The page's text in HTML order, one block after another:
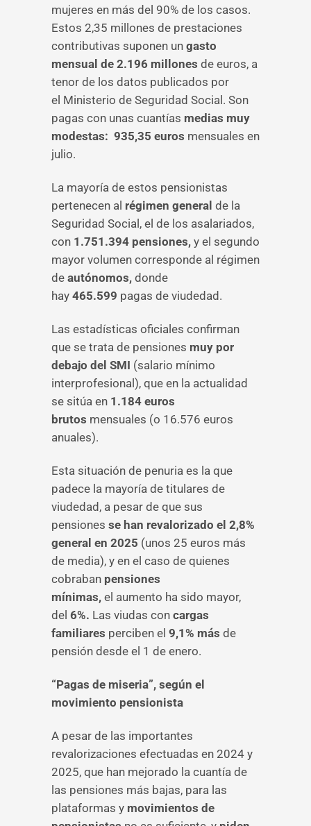
mujeres en más del 90% de los casos.
Estos 2,35 millones de prestaciones
contributivas suponen un gasto
mensual de 2.196 millones de euros, a
tenor de los datos publicados por
el Ministerio de Seguridad Social. Son
pagas con unas cuantías medias muy
modestas: 935,35 euros mensuales en
julio.
La mayoría de estos pensionistas
pertenecen al régimen general de la
Seguridad Social, el de los asalariados,
con 1.751.394 pensiones, y el segundo
mayor volumen corresponde al régimen
de autónomos, donde
hay 465.599 pagas de viudedad.
Las estadísticas oficiales confirman
que se trata de pensiones muy por
debajo del SMI (salario mínimo
interprofesional), que en la actualidad
se sitúa en 1.184 euros
brutos mensuales (o 16.576 euros
anuales).
Esta situación de penuria es la que
padece la mayoría de titulares de
viudedad, a pesar de que sus
pensiones se han revalorizado el 2,8%
general en 2025 (unos 25 euros más
de media), y en el caso de quienes
cobraban pensiones
mínimas, el aumento ha sido mayor,
del 6%. Las viudas con cargas
familiares perciben el 9,1% más de
pensión desde el 1 de enero.
“Pagas de miseria”, según el
movimiento pensionista
A pesar de las importantes
revalorizaciones efectuadas en 2024 y
2025, que han mejorado la cuantía de
las pensiones más bajas, para las
plataformas y movimientos de